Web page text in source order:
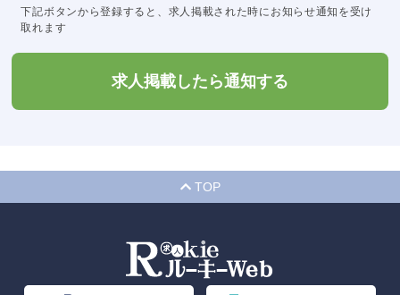
下記ボタンから登録すると、求人掲載された時にお知らせ通知を受け
取れます
求人掲載したら通知する
TOP